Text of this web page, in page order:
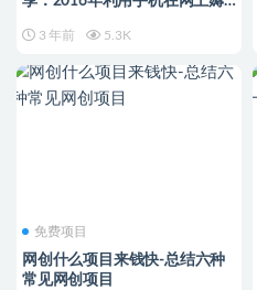
3 年前 5.3K
免费项目
网创什么项目来钱快-总结六种
常见网创项目